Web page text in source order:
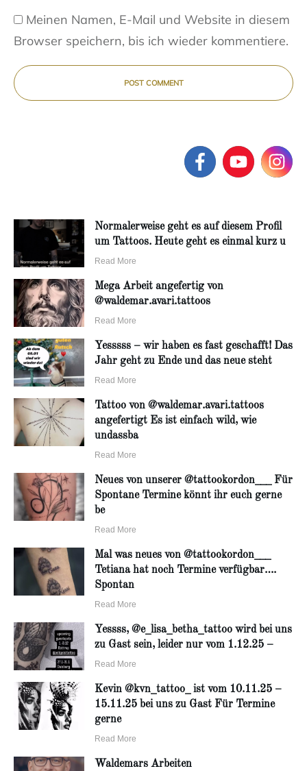
Meinen Namen, E-Mail und Website in diesem
Browser speichern, bis ich wieder kommentiere.
POST COMMENT
Normalerweise geht es auf diesem Profil
um Tattoos. Heute geht es einmal kurz u
Read More
Mega Arbeit angefertig von
@waldemar.avari.tattoos
Read More
Yesssss – wir haben es fast geschafft! Das
Jahr geht zu Ende und das neue steht
Read More
Tattoo von @waldemar.avari.tattoos
angefertigt Es ist einfach wild, wie
undassba
Read More
Neues von unserer @tattookordon___ Für
Spontane Termine könnt ihr euch gerne
be
Read More
Mal was neues von @tattookordon___
Tetiana hat noch Termine verfügbar….
Spontan
Read More
Yessss, @e_lisa_betha_tattoo wird bei uns
zu Gast sein, leider nur vom 1.12.25 –
Read More
Kevin @kvn_tattoo_ ist vom 10.11.25 –
15.11.25 bei uns zu Gast Für Termine
gerne
Read More
Waldemars Arbeiten